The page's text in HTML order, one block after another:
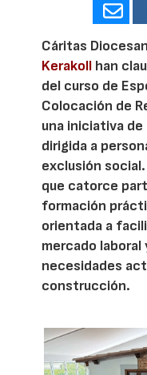
Cáritas
Kerakoll han
del curso de
Colocación de
una iniciativa
dirigida a
exclusión
que catorce
formación
orientada a
mercado laboral
necesidades
construcción.